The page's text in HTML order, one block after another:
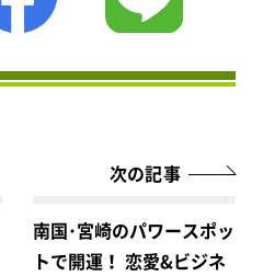
次の記事
南国･宮崎のパワースポッ
トで開運！ 恋愛&ビジネ